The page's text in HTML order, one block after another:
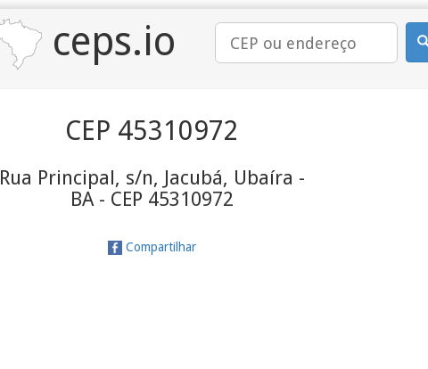
ceps.io
CEP 45310972
Rua Principal, s/n, Jacubá, Ubaíra -
BA - CEP 45310972
Compartilhar